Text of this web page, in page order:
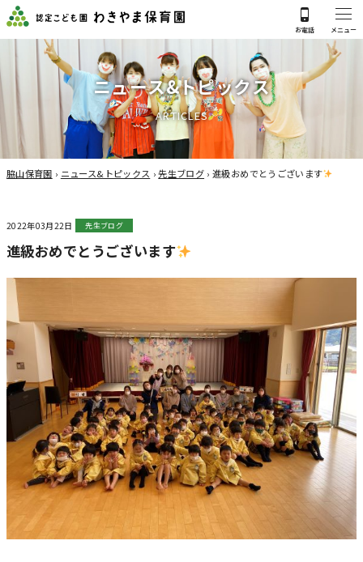
ニュース&トピックス
ARTICLES
脇山保育園 › ニュース&トピックス ›先生ブログ ›進級おめでとうございます
2022年03月22日 先生ブログ
進級おめでとうございます